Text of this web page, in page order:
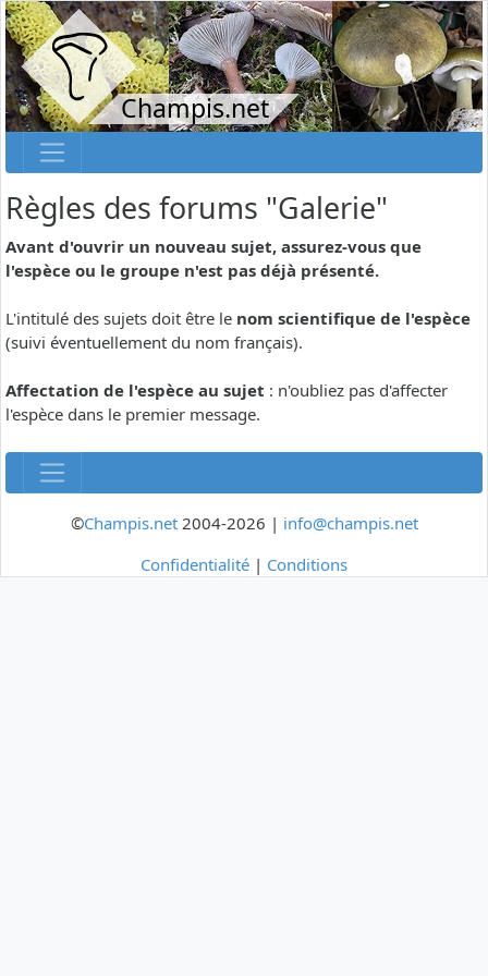
Champis.net
Règles des forums "Galerie"
Avant d'ouvrir un nouveau sujet, assurez-vous que
l'espèce ou le groupe n'est pas déjà présenté.
L'intitulé des sujets doit être le nom scientifique de l'espèce
(suivi éventuellement du nom français).
Affectation de l'espèce au sujet : n'oubliez pas d'affecter
l'espèce dans le premier message.
©Champis.net2004-2026 | info@champis.net
Confidentialité | Conditions